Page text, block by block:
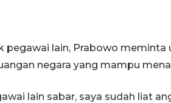
pegawai lain, Prabowo
negara yang mampu
lain sabar, saya sudah liat